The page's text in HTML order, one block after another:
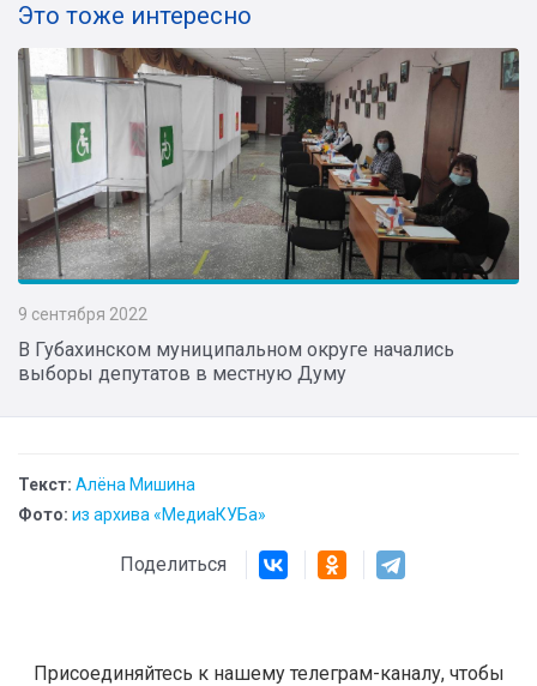
Это тоже интересно
9 сентября 2022
В Губахинском муниципальном округе начались
выборы депутатов в местную Думу
Текст: Алёна Мишина
Фото: из архива «МедиаКУБа»
Поделиться
Присоединяйтесь к нашему телеграм-каналу, чтобы